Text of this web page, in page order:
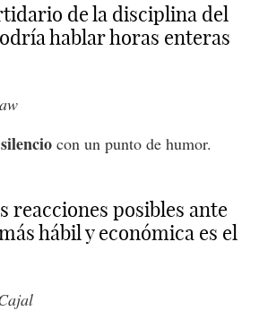
de la disciplina del
hablar horas enteras
con un punto de humor.
reacciones posibles ante
hábil y económica es el